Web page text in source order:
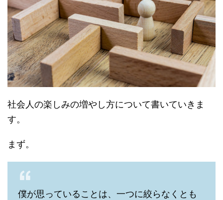
社会人の楽しみの増やし方について書いていきま
す。
まず。
僕が思っていることは、一つに絞らなくとも